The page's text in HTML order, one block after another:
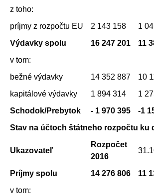
z toho:
príjmy z rozpočtu EU
2 143 158 1
Výdavky spolu
16 247 201 11
v tom:
bežné výdavky
14 352 887 10
kapitálové výdavky
1 894 314 1
Schodok/Prebytok
- 1 970 395 -1
Stav na účtoch štátneho rozpočtu ku
Ukazovateľ
Rozpočet
2016
Príjmy spolu 14 276 806
11
v tom: